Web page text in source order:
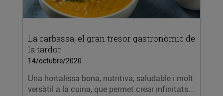
La carbassa, el gran tresor gastronòmic de
la tardor
14/octubre/2020
Una hortalissa bona, nutritiva, saludable i molt
versàtil a la cuina, que permet crear infinitats...